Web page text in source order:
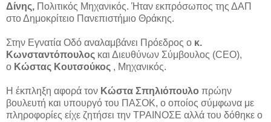
Δίνης, Πολιτικός Μηχανικός. Ήταν εκπρόσωπος της ΔΑΠ
στο Δημοκρίτειο Πανεπιστήμιο Θράκης.
Στην Εγνατία Οδό αναλαμβάνει Πρόεδρος ο κ.
Κωνσταντόπουλος και Διευθύνων Σύμβουλος (CEO),
ο Κώστας Κουτσούκος , Μηχανικός.
Η έκπληξη αφορά τον Κώστα Σπηλιόπουλο πρώην
βουλευτή και υπουργό του ΠΑΣΟΚ, ο οποίος σύμφωνα με
πληροφορίες είχε ζητήσει την ΤΡΑΙΝΟΣΕ αλλά του δόθηκε ο